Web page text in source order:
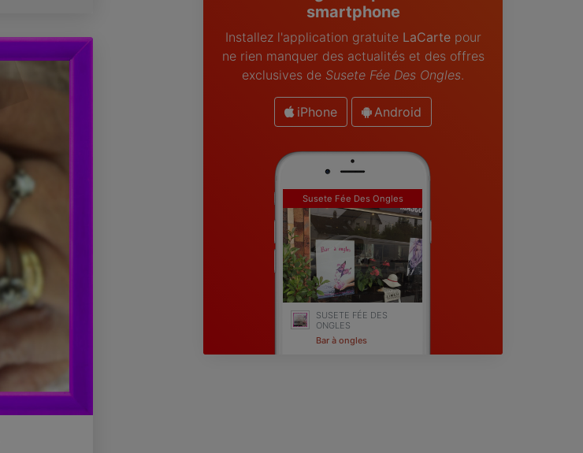
smartphone
Installez l'application gratuite LaCartepour
ne rien manquer des actualités et des offres
exclusives de Susete Fée Des Ongles.
iPhone Android
Susete Fée Des Ongles
SUSETE FÉE DES
ONGLES
Bar à ongles